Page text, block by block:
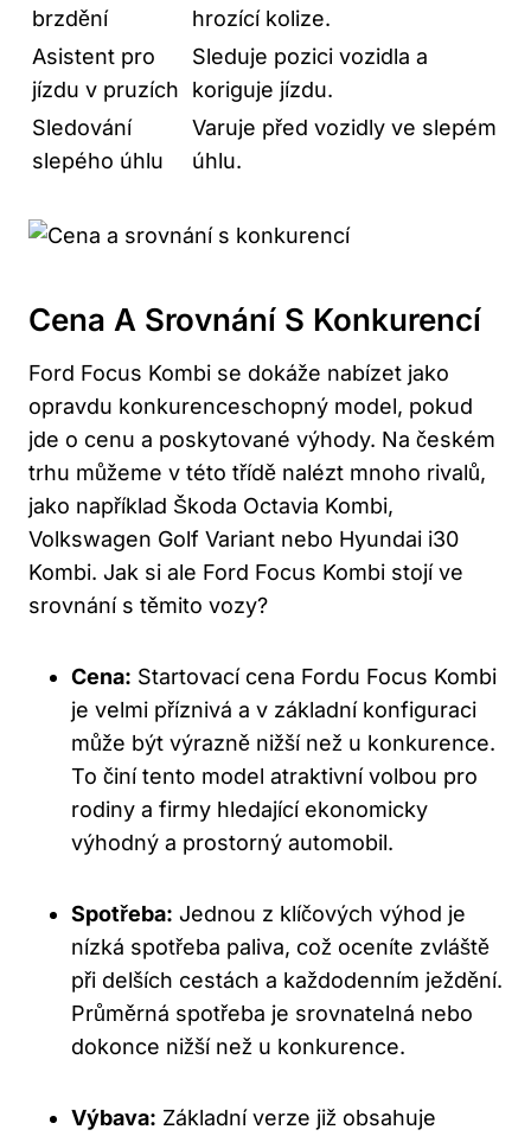
brzdění
hrozící kolize.
Asistent pro
jízdu v pruzích
Sleduje pozici vozidla a
koriguje jízdu.
Sledování
slepého úhlu
Varuje před vozidly ve slepém
úhlu.
Cena A Srovnání S Konkurencí
Ford Focus Kombi se dokáže nabízet jako
opravdu konkurenceschopný model, pokud
jde o cenu a poskytované výhody. Na českém
trhu můžeme v této třídě nalézt mnoho rivalů,
jako například Škoda Octavia Kombi,
Volkswagen Golf Variant nebo Hyundai i30
Kombi. Jak si ale Ford Focus Kombi stojí ve
srovnání s těmito vozy?
Cena: Startovací cena Fordu Focus Kombi
je velmi příznivá a v základní konfiguraci
může být výrazně nižší než u konkurence.
To činí tento model atraktivní volbou pro
rodiny a firmy hledající ekonomicky
výhodný a prostorný automobil.
Spotřeba: Jednou z klíčových výhod je
nízká spotřeba paliva, což oceníte zvláště
při delších cestách a každodenním ježdění.
Průměrná spotřeba je srovnatelná nebo
dokonce nižší než u konkurence.
Výbava: Základní verze již obsahuje